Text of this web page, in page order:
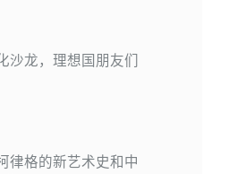
沙龙，理想国朋友们
律格的新艺术史和中